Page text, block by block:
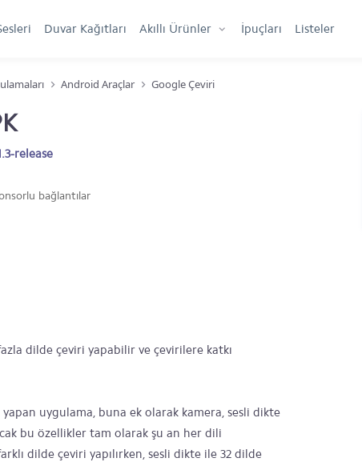
Duvar Kağıtları Akıllı Ürünler İpuçları Listeler
Android Araçlar Google Çeviri
release
bağlantılar
dilde çeviri yapabilir ve çevirilere katkı
uygulama, buna ek olarak kamera, sesli dikte
bu özellikler tam olarak şu an her dili
dilde çeviri yapılırken, sesli dikte ile 32 dilde